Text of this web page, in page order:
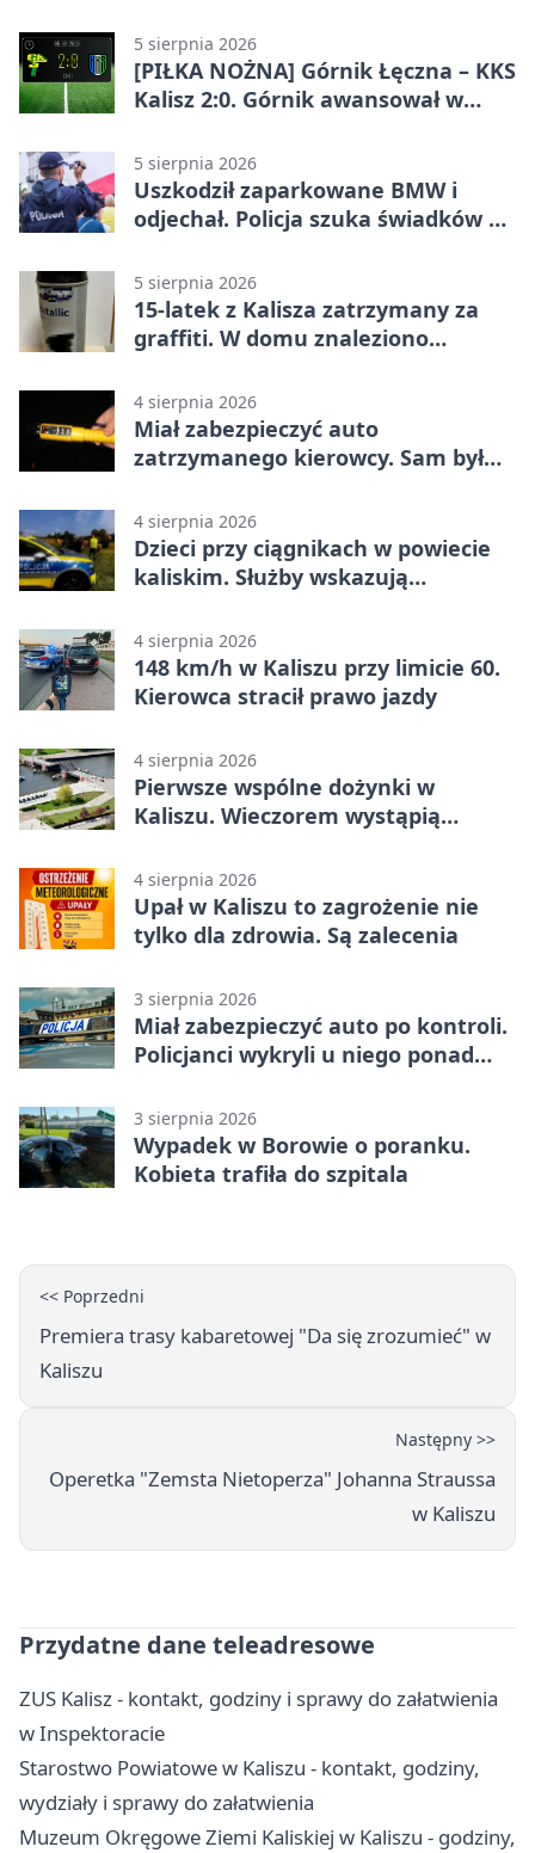
5 sierpnia 2026
[PIŁKA NOŻNA] Górnik Łęczna – KKS
Kalisz 2:0. Górnik awansował w
5 sierpnia 2026
Uszkodził zaparkowane BMW i
odjechał. Policja szuka świadków w
5 sierpnia 2026
15-latek z Kalisza zatrzymany za
graffiti. W domu znaleziono
4 sierpnia 2026
Miał zabezpieczyć auto
zatrzymanego kierowcy. Sam był
4 sierpnia 2026
Dzieci przy ciągnikach w powiecie
kaliskim. Służby wskazują
4 sierpnia 2026
148 km/h w Kaliszu przy limicie 60.
Kierowca stracił prawo jazdy
4 sierpnia 2026
Pierwsze wspólne dożynki w
Kaliszu. Wieczorem wystąpią
4 sierpnia 2026
Upał w Kaliszu to zagrożenie nie
tylko dla zdrowia. Są zalecenia
3 sierpnia 2026
Miał zabezpieczyć auto po kontroli.
Policjanci wykryli u niego ponad
3 sierpnia 2026
Wypadek w Borowie o poranku.
Kobieta trafiła do szpitala
<< Poprzedni
Premiera trasy kabaretowej "Da się zrozumieć" w
Kaliszu
Następny >>
Operetka "Zemsta Nietoperza" Johanna Straussa
w Kaliszu
Przydatne dane teleadresowe
ZUS Kalisz - kontakt, godziny i sprawy do załatwienia
w Inspektoracie
Starostwo Powiatowe w Kaliszu - kontakt, godziny,
wydziały i sprawy do załatwienia
Muzeum Okręgowe Ziemi Kaliskiej w Kaliszu - godziny,